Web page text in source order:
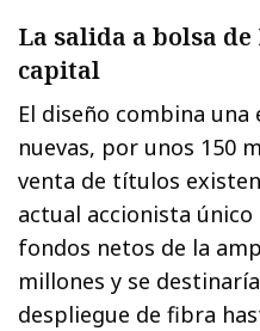
La salida a bolsa
capital
El diseño combina una
nuevas, por unos 150
venta de títulos
actual accionista
fondos netos de la
millones y se
despliegue de fibra